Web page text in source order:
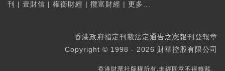
刊
| 壹財信 | 權衡財經 | 攬富財經 | 更多...
香港政府指定刊載法定通告之憲報刊登報章
Copyright © 1998 - 2026 財華控股有限公司
香港財華社版權所有,未經同意不得轉載。